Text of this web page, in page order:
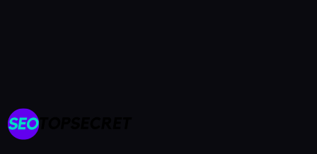
Cancela cuando quieras
Listo en menos de 2 minutos